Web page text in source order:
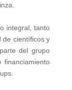
integral, tanto
de científicos y
del grupo
financiamiento